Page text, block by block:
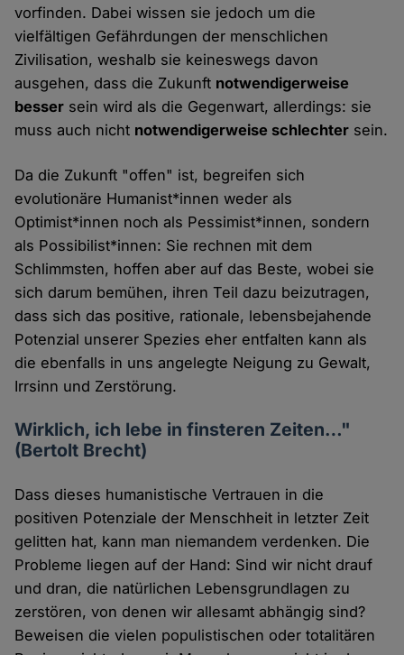
vorfinden. Dabei wissen sie jedoch um die
vielfältigen Gefährdungen der menschlichen
Zivilisation, weshalb sie keineswegs davon
ausgehen, dass die Zukunft notwendigerweise
besser sein wird als die Gegenwart, allerdings: sie
muss auch nicht notwendigerweise schlechter sein.
Da die Zukunft "offen" ist, begreifen sich
evolutionäre Humanist*innen weder als
Optimist*innen noch als Pessimist*innen, sondern
als Possibilist*innen: Sie rechnen mit dem
Schlimmsten, hoffen aber auf das Beste, wobei sie
sich darum bemühen, ihren Teil dazu beizutragen,
dass sich das positive, rationale, lebensbejahende
Potenzial unserer Spezies eher entfalten kann als
die ebenfalls in uns angelegte Neigung zu Gewalt,
Irrsinn und Zerstörung.
Wirklich, ich lebe in finsteren Zeiten…"
(Bertolt Brecht)
Dass dieses humanistische Vertrauen in die
positiven Potenziale der Menschheit in letzter Zeit
gelitten hat, kann man niemandem verdenken. Die
Probleme liegen auf der Hand: Sind wir nicht drauf
und dran, die natürlichen Lebensgrundlagen zu
zerstören, von denen wir allesamt abhängig sind?
Beweisen die vielen populistischen oder totalitären